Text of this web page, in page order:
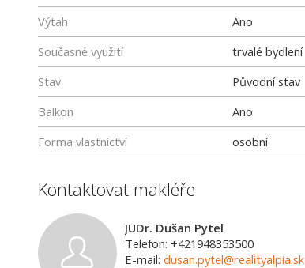
Výtah
Ano
Současné využití
trvalé bydlení
Stav
Původní stav
Balkon
Ano
Forma vlastnictví
osobní
Kontaktovat makléře
JUDr. Dušan Pytel
Telefon: +421948353500
E-mail: dusan.pytel@realityalpia.sk